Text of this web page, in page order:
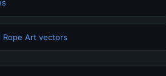
Rope Art vectors